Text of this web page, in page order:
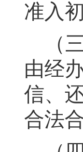
准入
（
由经
信、
合法